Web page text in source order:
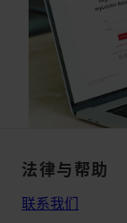
法律与帮助
联系我们